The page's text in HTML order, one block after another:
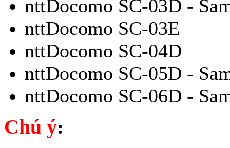
nttDocomo SC-03D -
nttDocomo SC-03E
nttDocomo SC-04D
nttDocomo SC-05D -
nttDocomo SC-06D -
Chú ý: